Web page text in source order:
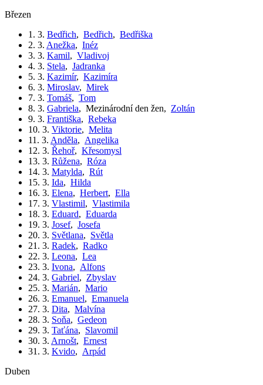
březen
1. 3. Bedřich, Bedřich, Bedřiška
2. 3. Anežka, Inéz
3. 3. Kamil, Vladivoj
4. 3. Stela, Jadranka
5. 3. Kazimír, Kazimíra
6. 3. Miroslav, Mirek
7. 3. Tomáš, Tom
8. 3. Gabriela, Mezinárodní den žen, Zoltán
9. 3. Františka, Rebeka
10. 3. Viktorie, Melita
11. 3. Anděla, Angelika
12. 3. Řehoř, Křesomysl
13. 3. Růžena, Róza
14. 3. Matylda, Rút
15. 3. Ida, Hilda
16. 3. Elena, Herbert, Ella
17. 3. Vlastimil, Vlastimila
18. 3. Eduard, Eduarda
19. 3. Josef, Josefa
20. 3. Světlana, Světla
21. 3. Radek, Radko
22. 3. Leona, Lea
23. 3. Ivona, Alfons
24. 3. Gabriel, Zbyslav
25. 3. Marián, Mario
26. 3. Emanuel, Emanuela
27. 3. Dita, Malvína
28. 3. Soňa, Gedeon
29. 3. Taťána, Slavomil
30. 3. Arnošt, Ernest
31. 3. Kvido, Arpád
duben